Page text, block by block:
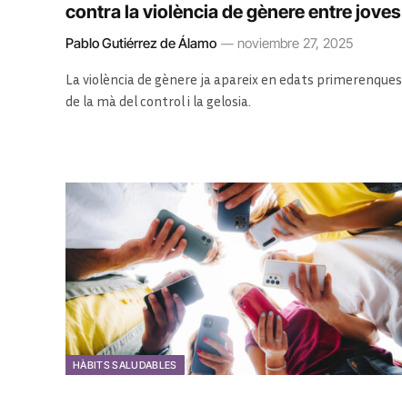
contra la violència de gènere entre joves
Pablo Gutiérrez de Álamo noviembre 27, 2025
La violència de gènere ja apareix en edats primerenques
de la mà del control i la gelosia.
HÀBITS SALUDABLES